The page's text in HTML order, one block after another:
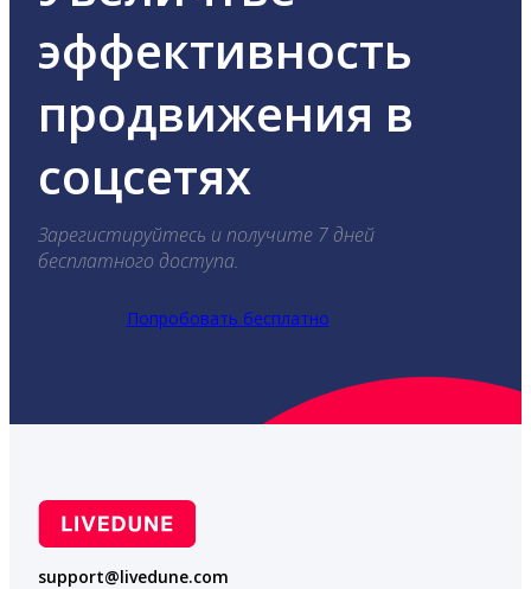
эффективность
продвижения в
соцсетях
Зарегистируйтесь и получите 7 дней
бесплатного доступа.
Попробовать бесплатно
support@livedune.com